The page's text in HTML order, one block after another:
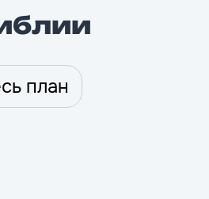
план